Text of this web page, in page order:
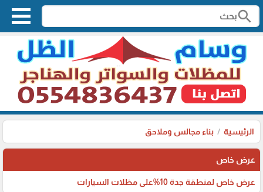
search
الرئيسية بناء مجالس وملاحق
عرض خاص
عرض خاص لمنطقة جدة 10%على مظلات السيارات